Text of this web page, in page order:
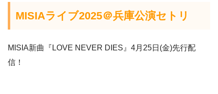
MISIAライブ2025＠兵庫公演セトリ
MISIA新曲『LOVE NEVER DIES』4月25日(金)先行配
信！